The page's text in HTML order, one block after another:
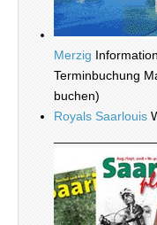
Merzig
Terminbuchung
buchen)
Royals Saarlouis